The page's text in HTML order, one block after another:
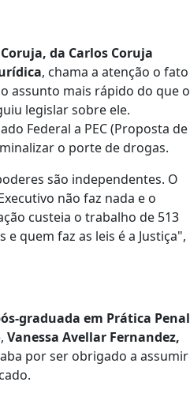
da Carlos Coruja
, chama a atenção o fato
assunto mais rápido do que o
legislar sobre ele.
Federal a PEC (Proposta de
o porte de drogas.
são independentes. O
não faz nada e o
custeia o trabalho de 513
quem faz as leis é a Justiça",
graduada em Prática Penal
, Vanessa Avellar Fernandez,
por ser obrigado a assumir